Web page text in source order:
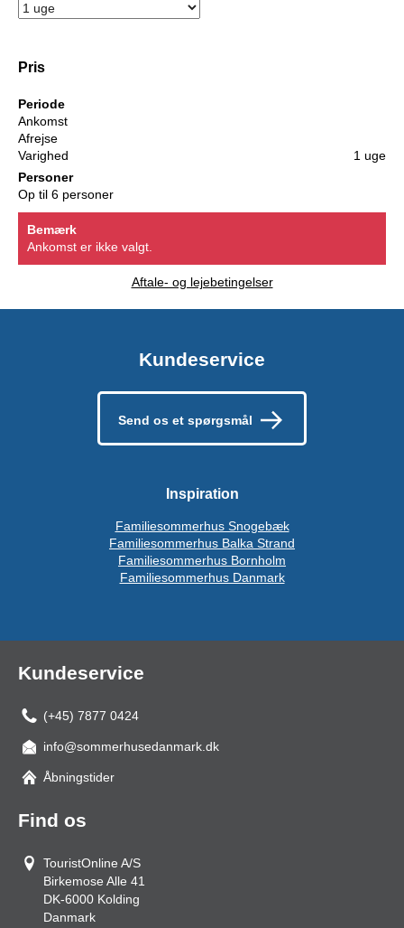
Pris
Periode
Ankomst
Afrejse
Varighed
1 uge
Personer
Op til 6 personer
Bemærk
Ankomst er ikke valgt.
Aftale- og lejebetingelser
Kundeservice
Send os et spørgsmål
Inspiration
Familiesommerhus Snogebæk
Familiesommerhus Balka Strand
Familiesommerhus Bornholm
Familiesommerhus Danmark
Kundeservice
(+45) 7877 0424
info@sommerhusedanmark.dk
Åbningstider
Find os
TouristOnline A/S
Birkemose Alle 41
DK-6000 Kolding
Danmark